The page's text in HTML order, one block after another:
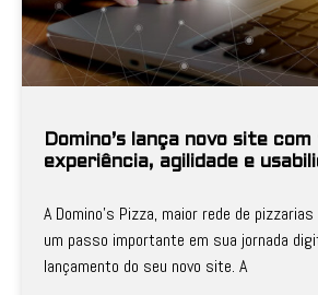
Domino’s lança novo site
experiência, agilidade e
A Domino’s Pizza, maior rede de
um passo importante em sua jornada
lançamento do seu novo site. A